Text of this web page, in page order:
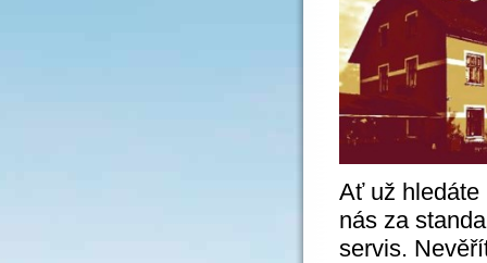
Ať už
nás za
servis.